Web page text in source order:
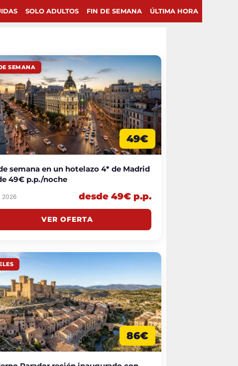
SOLO ADULTOS FIN DE SEMANA ÚLTIMA HORA
SEMANA
49€
semana en un hotelazo 4* de Madrid
49€ p.p./noche
2026 desde 49€ p.p.
VER OFERTA
86€